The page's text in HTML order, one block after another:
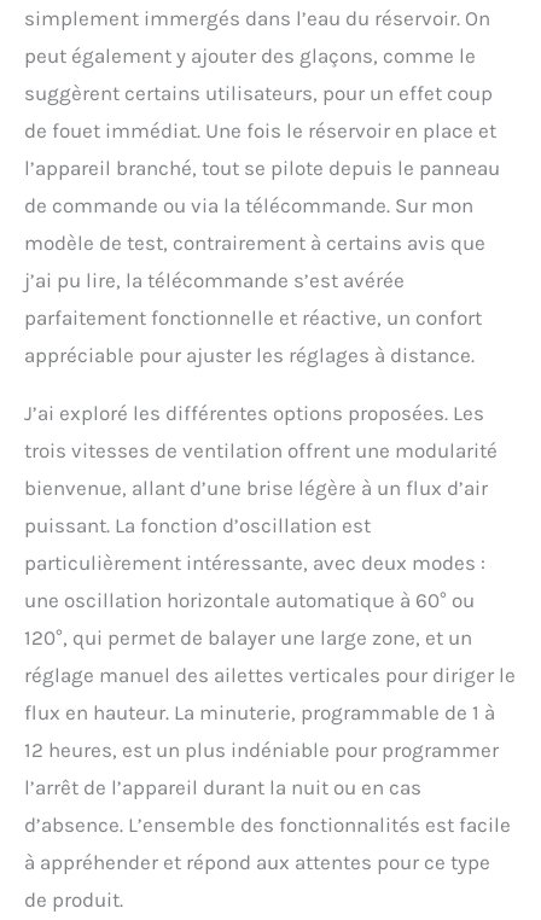
emporté avec vous dans la
voiture, en camping ou
plein air, vous offrant une
climatisation fantastique
coque robuste et sa
poignée de transport
ergonomique permettent
une manipulation plus
facile et pratique.
simplement immergés dans l’eau du réservoir. On
peut également y ajouter des glaçons, comme le
suggèrent certains utilisateurs, pour un effet coup
de fouet immédiat. Une fois le réservoir en place et
l’appareil branché, tout se pilote depuis le panneau
de commande ou via la télécommande. Sur mon
modèle de test, contrairement à certains avis que
j’ai pu lire, la télécommande s’est avérée
parfaitement fonctionnelle et réactive, un confort
appréciable pour ajuster les réglages à distance.
J’ai exploré les différentes options proposées. Les
trois vitesses de ventilation offrent une modularité
bienvenue, allant d’une brise légère à un flux d’air
puissant. La fonction d’oscillation est
particulièrement intéressante, avec deux modes :
une oscillation horizontale automatique à 60° ou
120°, qui permet de balayer une large zone, et un
réglage manuel des ailettes verticales pour diriger le
flux en hauteur. La minuterie, programmable de 1 à
12 heures, est un plus indéniable pour programmer
l’arrêt de l’appareil durant la nuit ou en cas
d’absence. L’ensemble des fonctionnalités est facile
à appréhender et répond aux attentes pour ce type
de produit.